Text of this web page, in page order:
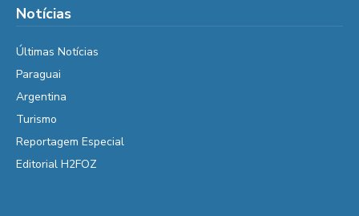
Notícias
Últimas Notícias
Paraguai
Argentina
Turismo
Reportagem Especial
Editorial H2FOZ